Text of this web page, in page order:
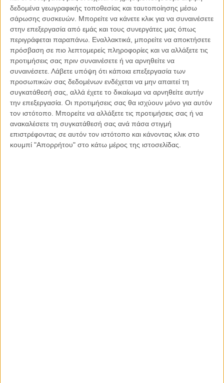
δεδομένα γεωγραφικής τοποθεσίας και ταυτοποίησης μέσω
σάρωσης συσκευών. Μπορείτε να κάνετε κλικ για να συναινέσετε
στην επεξεργασία από εμάς και τους συνεργάτες μας όπως
περιγράφεται παραπάνω. Εναλλακτικά, μπορείτε να αποκτήσετε
πρόσβαση σε πιο λεπτομερείς πληροφορίες και να αλλάξετε τις
προτιμήσεις σας πριν συναινέσετε ή να αρνηθείτε να
συναινέσετε. Λάβετε υπόψη ότι κάποια επεξεργασία των
προσωπικών σας δεδομένων ενδέχεται να μην απαιτεί τη
συγκατάθεσή σας, αλλά έχετε το δικαίωμα να αρνηθείτε αυτήν
την επεξεργασία. Οι προτιμήσεις σας θα ισχύουν μόνο για αυτόν
τον ιστότοπο. Μπορείτε να αλλάξετε τις προτιμήσεις σας ή να
ανακαλέσετε τη συγκατάθεσή σας ανά πάσα στιγμή
επιστρέφοντας σε αυτόν τον ιστότοπο και κάνοντας κλικ στο
κουμπί "Απορρήτου" στο κάτω μέρος της ιστοσελίδας.
Απέναντι στους Νεότουρκους, ο ΜΗΤΡΟΠΟΛΙΤΗΣ ΧΡΥΣΟ­